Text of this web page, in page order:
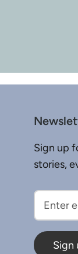
Sign up
stories,
Sign